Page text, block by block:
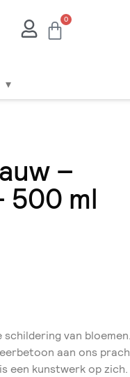
0
▾
–
500 ml
van
aan ons
een kunstwerk op zich.